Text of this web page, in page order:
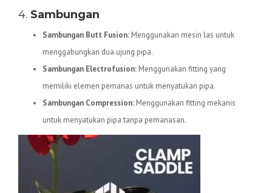
4. Sambungan
Sambungan Butt Fusion: Menggunakan mesin las untuk
menggabungkan dua ujung pipa.
Sambungan Electrofusion: Menggunakan fitting yang
memiliki elemen pemanas untuk menyatukan pipa.
Sambungan Compression: Menggunakan fitting mekanis
untuk menyatukan pipa tanpa pemanasan.